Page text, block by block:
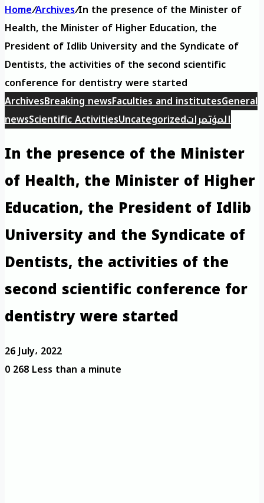
Home/Archives/In the presence of the Minister of
Health, the Minister of Higher Education, the
President of Idlib University and the Syndicate of
Dentists, the activities of the second scientific
conference for dentistry were started
ArchivesBreaking newsFaculties and institutesGeneral
newsScientific ActivitiesUncategorizedالمؤتمرات
In the presence of the Minister
of Health, the Minister of Higher
Education, the President of Idlib
University and the Syndicate of
Dentists, the activities of the
second scientific conference for
dentistry were started
26 July، 2022
0268Less than a minute